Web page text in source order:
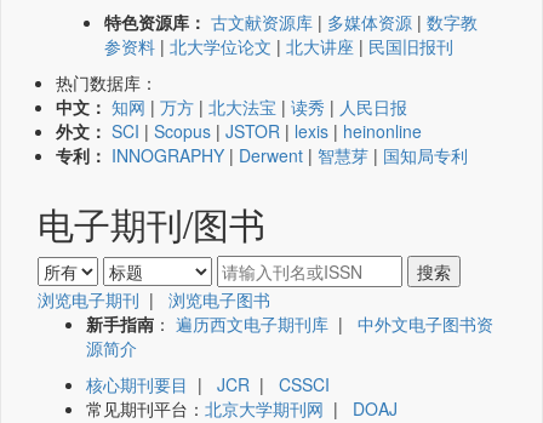
特色资源库： 古文献资源库 | 多媒体资源 | 数字教
参资料 | 北大学位论文 | 北大讲座 | 民国旧报刊
热门数据库：
中文： 知网 | 万方 | 北大法宝 | 读秀 | 人民日报
外文： SCI | Scopus | JSTOR | lexis | heinonline
专利： INNOGRAPHY | Derwent | 智慧芽 | 国知局专利
电子期刊/图书
浏览电子期刊 | 浏览电子图书
新手指南 ： 遍历西文电子期刊库 | 中外文电子图书资
源简介
核心期刊要目 | JCR | CSSCI
常见期刊平台： 北京大学期刊网 | DOAJ